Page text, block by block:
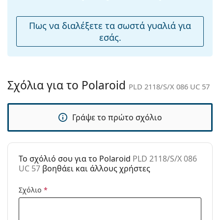
άρθρωση:
Όχι
Αξεσουάρ
Πανί
καθαρισμού:
Ναι
Τύπος:
Unisex
Μάρκα:
Polaroid
PLD 2118/S/X 086 UC 57
Πως να διαλέξετε τα σωστά γυαλιά για
εσάς.
Σχόλια για το Polaroid PLD 2118/S/X 086 UC 57
Γράψε το πρώτο σχόλιο
To σχόλιό σου για το Polaroid PLD 2118/S/X 086
UC 57 βοηθάει και άλλους χρήστες
Σχόλιο *